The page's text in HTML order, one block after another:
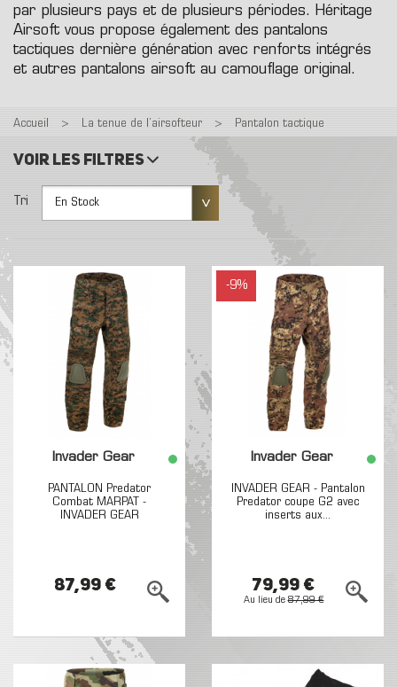
par plusieurs pays et de plusieurs périodes. Héritage
Airsoft vous propose également des pantalons
tactiques dernière génération avec renforts intégrés
et autres pantalons airsoft au camouflage original.
Accueil > La tenue de l’airsofteur > Pantalon tactique
Voir les filtres
Tri En Stock
Invader Gear
PANTALON Predator
Combat MARPAT -
INVADER GEAR
87,99 €
-9%
Invader Gear
INVADER GEAR - Pantalon
Predator coupe G2 avec
inserts aux...
79,99 €
Au lieu de87,99 €